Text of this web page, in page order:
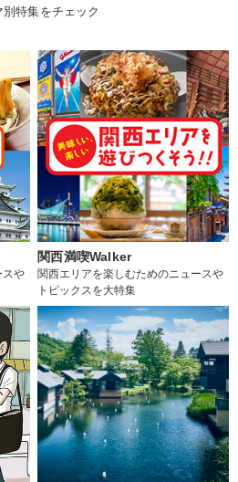
別特集をチェック
スや
関西満喫Walker
関西エリアを楽しむためのニュースや
トピックスを大特集